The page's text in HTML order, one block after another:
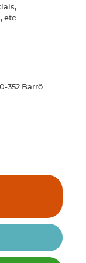
etc...
352 Barrô